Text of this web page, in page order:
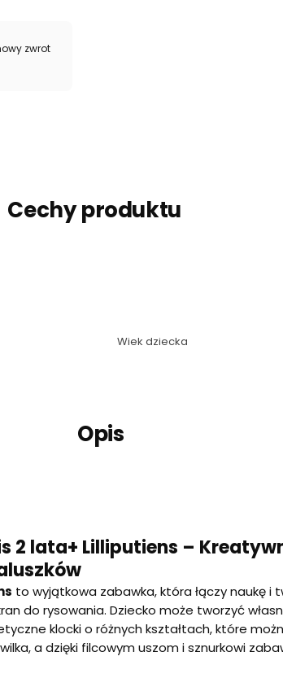
zwrot
Cechy produktu
Wiek dziecka
Opis
2 lata+ Lilliputiens –
to wyjątkowa zabawka, która łączy naukę i
do rysowania. Dziecko może tworzyć
klocki o różnych kształtach, które
a dzięki filcowym uszom i sznurkowi